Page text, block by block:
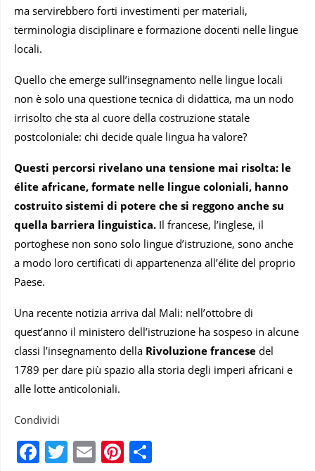
ma servirebbero forti investimenti per materiali,
terminologia disciplinare e formazione docenti nelle lingue
locali.
Quello che emerge sull’insegnamento nelle lingue locali
non è solo una questione tecnica di didattica, ma un nodo
irrisolto che sta al cuore della costruzione statale
postcoloniale: chi decide quale lingua ha valore?
Questi percorsi rivelano una tensione mai risolta: le
élite africane, formate nelle lingue coloniali, hanno
costruito sistemi di potere che si reggono anche su
quella barriera linguistica. Il francese, l’inglese, il
portoghese non sono solo lingue d’istruzione, sono anche
a modo loro certificati di appartenenza all’élite del proprio
Paese.
Una recente notizia arriva dal Mali: nell’ottobre di
quest’anno il ministero dell’istruzione ha sospeso in alcune
classi l’insegnamento della Rivoluzione francese del
1789 per dare più spazio alla storia degli imperi africani e
alle lotte anticoloniali.
Condividi
Facebook
Twitter
EmailPinterest